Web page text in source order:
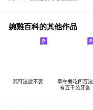
婉雞百科的其他作品
我可沒說不要
早午餐吃四百沒
有五千裝牙套